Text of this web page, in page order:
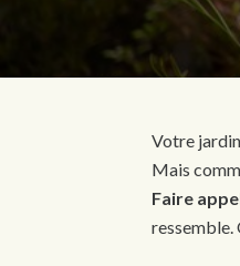
Votre
Mais
Faire
ressemble.